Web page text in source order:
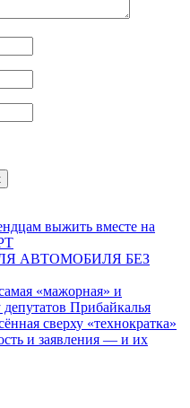
выжить вместе на
АВТОМОБИЛЯ БЕЗ
«мажорная» и
Прибайкалья
сверху «технократка»
и заявления — и их